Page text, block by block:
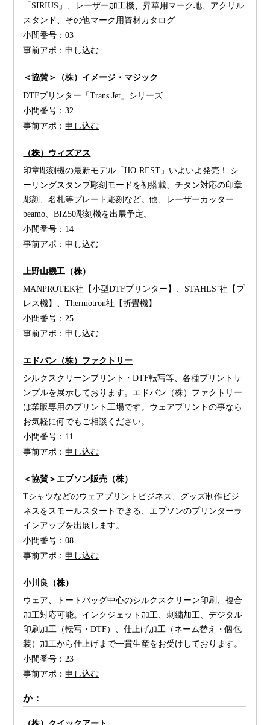
「SIRIUS」、レーザー加工機、昇華用マーク地、アクリル
スタンド、その他マーク用資材カタログ
小間番号：03
事前アポ：申し込む
＜協賛＞（株）イメージ・マジック
DTFプリンター「Trans Jet」シリーズ
小間番号：32
事前アポ：申し込む
（株）ウィズアス
印章彫刻機の最新モデル「HO-REST」いよいよ発売！ シ
ーリングスタンプ彫刻モードを初搭載、チタン対応の印章
彫刻、名札等プレート彫刻など。他、レーザーカッター
beamo、BIZ50彫刻機を出展予定。
小間番号： 14
事前アポ：申し込む
上野山機工（株）
MANPROTEK社【小型DTFプリンター】、STAHLS’社【プ
レス機】、Thermotron社【折畳機】
小間番号： 25
事前アポ：申し込む
エドバン（株）ファクトリー
シルクスクリーンプリント・DTF転写等、各種プリントサ
ンプルを展示しております。エドバン（株）ファクトリー
は業販専用のプリント工場です。ウェアプリントの事なら
お気軽に何でもご相談ください。
小間番号： 11
事前アポ：申し込む
＜協賛＞エプソン販売（株）
Tシャツなどのウェアプリントビジネス、グッズ制作ビジ
ネスをスモールスタートできる、エプソンのプリンターラ
インアップを出展します。
小間番号：08
事前アポ：申し込む
小川良（株）
ウェア、トートバッグ中心のシルクスクリーン印刷、複合
加工対応可能。インクジェット加工、刺繍加工、デジタル
印刷加工（転写・DTF）、仕上げ加工（ネーム替え・個包
装）加工から仕上げまで一貫生産をお受けしております。
小間番号： 23
事前アポ：申し込む
か：